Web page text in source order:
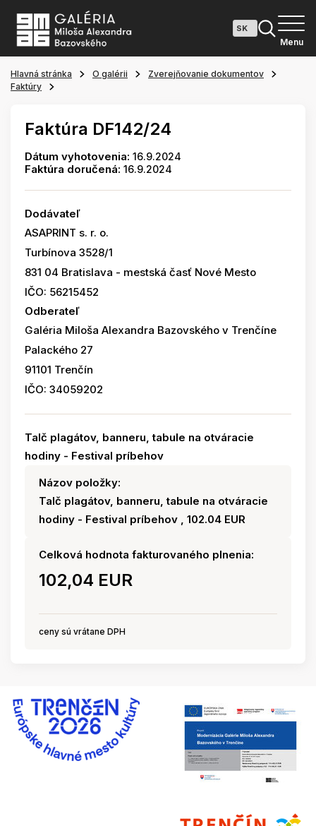
Menu
Hlavná stránka O galérii
Zverejňovanie dokumentov
Faktúry
Faktúra DF142/24
Dátum vyhotovenia: 16.9.2024
Faktúra doručená: 16.9.2024
Dodávateľ
ASAPRINT s. r. o.
Turbínova 3528/1
831 04 Bratislava - mestská časť Nové Mesto
IČO: 56215452
Odberateľ
Galéria Miloša Alexandra Bazovského v Trenčíne
Palackého 27
91101 Trenčín
IČO: 34059202
Talč plagátov, banneru, tabule na otváracie
hodiny - Festival príbehov
Názov položky:
Talč plagátov, banneru, tabule na otváracie
hodiny - Festival príbehov , 102.04 EUR
Celková hodnota fakturovaného plnenia:
102,04 EUR
ceny sú vrátane DPH